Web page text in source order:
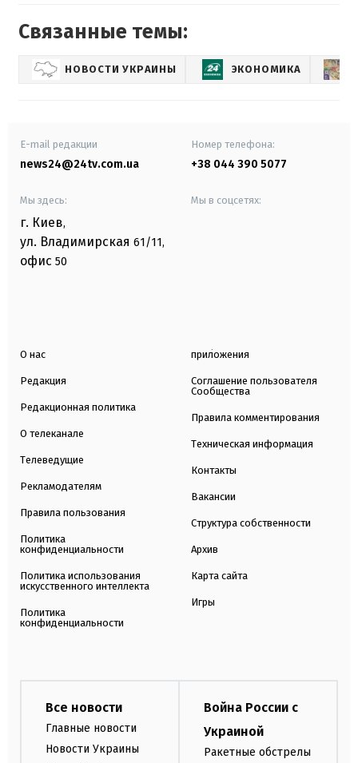
Связанные темы:
НОВОСТИ УКРАИНЫ ЭКОНОМИКА
E-mail редакции
news24@24tv.com.ua
Номер телефона:
+38 044 390 5077
Мы здесь:
г. Киев,
ул. Владимирская 61/11,
офис 50
Мы в соцсетях:
О нас
Редакция
Редакционная политика
О телеканале
Телеведущие
Рекламодателям
Правила пользования
Политика
конфиденциальности
Политика использования
искусственного интеллекта
Политика
конфиденциальности
приложения
Соглашение пользователя
Сообщества
Правила комментирования
Техническая информация
Контакты
Вакансии
Структура собственности
Архив
Карта сайта
Игры
Все новости
Главные новости
Новости Украины
Война России с
Украиной
Ракетные обстрелы